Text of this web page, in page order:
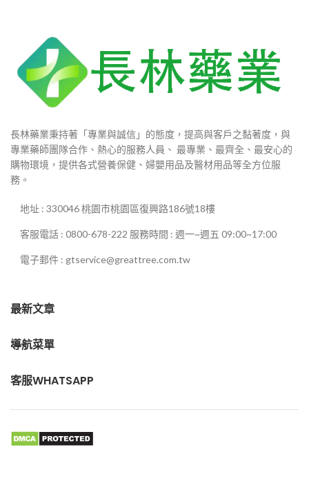
長林藥業秉持著「專業與誠信」的態度，提高與客戶之黏著度，與
專業藥師團隊合作、熱心的服務人員、 最專業、最齊全、最安心的
購物環境，提供各式營養保健、婦嬰用品及醫材用品等全方位服
務。
地址 : 330046 桃園市桃園區復興路186號18樓
客服電話 : 0800-678-222 服務時間 : 週一~週五 09:00~17:00
電子郵件 : gtservice@greattree.com.tw
最新文章
導航菜單
客服WHATSAPP